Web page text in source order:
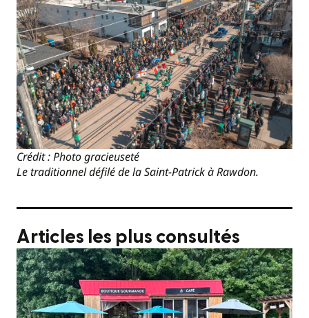
Crédit : Photo gracieuseté
Le traditionnel défilé de la Saint-Patrick à Rawdon.
Articles les plus consultés